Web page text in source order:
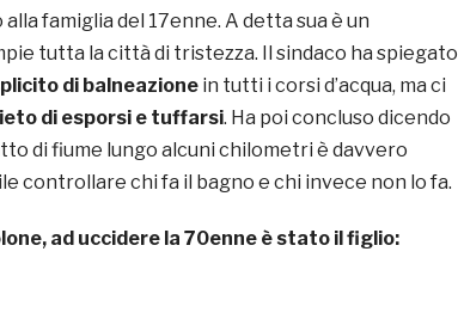
famiglia del 17enne. A detta sua è un
tutta la città di tristezza. Il sindaco ha spiegato
di balneazione in tutti i corsi d’acqua, ma ci
di esporsi e tuffarsi. Ha poi concluso dicendo
di fiume lungo alcuni chilometri è davvero
controllare chi fa il bagno e chi invece non lo fa.
ad uccidere la 70enne è stato il figlio: